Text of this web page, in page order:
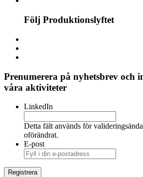
Följ Produktionslyftet
Prenumerera på nyhetsbrev och
våra aktiviteter
LinkedIn
Detta fält används för
oförändrat.
E-post